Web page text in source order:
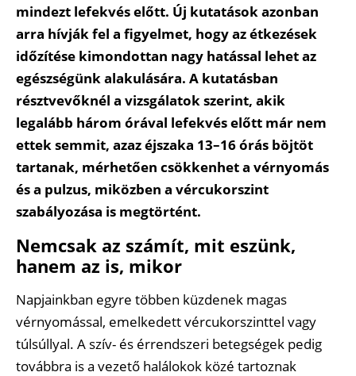
mindezt lefekvés előtt. Új kutatások azonban
arra hívják fel a figyelmet, hogy az étkezések
időzítése kimondottan nagy hatással lehet az
egészségünk alakulására. A kutatásban
résztvevőknél a vizsgálatok szerint, akik
legalább három órával lefekvés előtt már nem
ettek semmit, azaz éjszaka 13–16 órás böjtöt
tartanak, mérhetően csökkenhet a vérnyomás
és a pulzus, miközben a vércukorszint
szabályozása is megtörtént.
Nemcsak az számít, mit eszünk,
hanem az is, mikor
Napjainkban egyre többen küzdenek magas
vérnyomással, emelkedett vércukorszinttel vagy
túlsúllyal. A szív- és érrendszeri betegségek pedig
továbbra is a vezető halálokok közé tartoznak